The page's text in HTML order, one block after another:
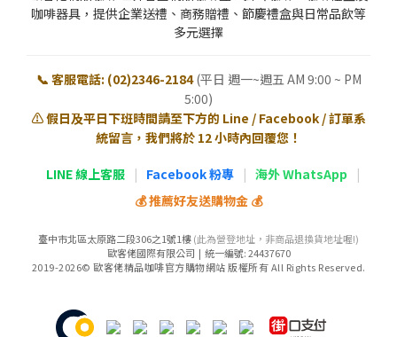
咖啡器具，提供企業送禮、商務贈禮、節慶禮盒與日常品飲等
多元選擇
📞 客服電話: (02)2346-2184 (平日 週一~週五 AM 9:00 ~ PM
5:00)
⚠️ 假日及平日下班時間請至下方的 Line / Facebook / 訂單系
統留言，我們將於 12 小時內回覆您！
LINE 線上客服 | Facebook 粉專 | 海外 WhatsApp
|
💰 推薦好友送購物金 💰
臺中市北區太原路二段306之1號1樓(此為營登地址，非商品退換貨地址喔!)
歐客佬國際有限公司 | 統一編號: 24437670
2019-2026© 歐客佬精品咖啡官方購物網站 版權所有 All Rights Reserved.